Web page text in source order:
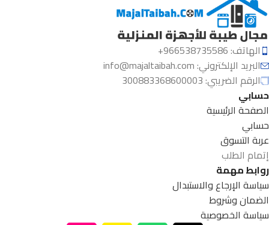
الهاتف: 966538735586+
البريد الإلكتروني:info@majaltaibah.com
الرقم الضريبي: 300883368600003
حسابي
الصفحة الرئيسية
حسابي
عربة التسوق
إتمام الطلب
روابط مهمة
سياسة الإرجاع والاستبدال
الضمان وشروط
سياسة الخصوصية